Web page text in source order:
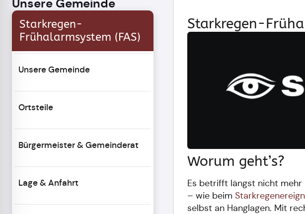
Unsere Gemeinde
Starkregen-
Frühalarmsystem (FAS)
Unsere Gemeinde
Ortsteile
Bürgermeister & Gemeinderat
Lage & Anfahrt
Starkregen-
Worum geht’s?
Es betrifft längst nicht mehr
– wie beim
selbst an Hanglagen. Mit